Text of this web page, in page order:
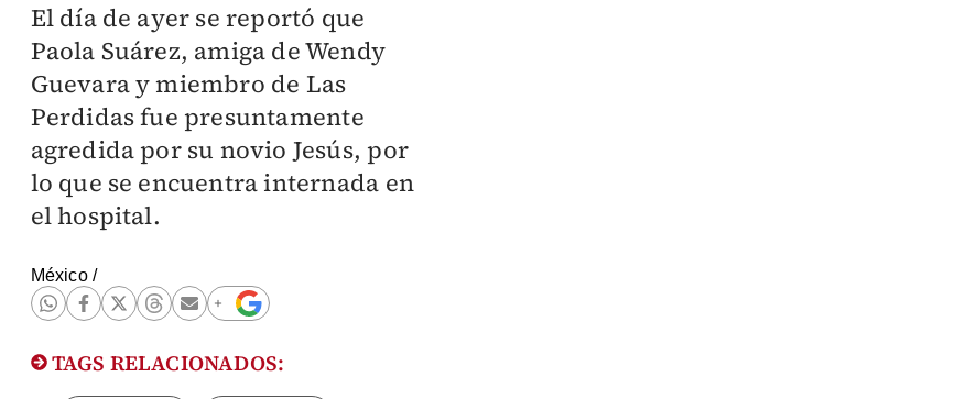
El día de ayer se reportó que
Paola Suárez, amiga de Wendy
Guevara y miembro de Las
Perdidas fue presuntamente
agredida por su novio Jesús, por
lo que se encuentra internada en
el hospital.
México/
TAGS RELACIONADOS: